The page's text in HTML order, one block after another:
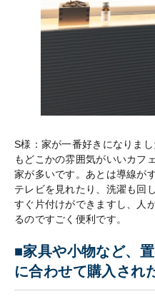
S様：家が一番好きになりま
もどこかの雰囲気がいいカフ
家が多いです。あとは導線が
テレビを見れたり、洗濯も回
すぐ片付けができますし、人
るのですごく便利です。
■家具や小物など、
に合わせて購入され